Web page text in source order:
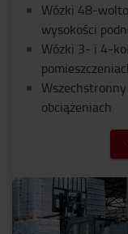
Wózki 48-
wysokości
Wózki 3- i 4-
obciążeniach